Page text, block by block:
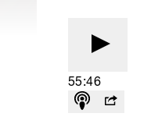
55:46